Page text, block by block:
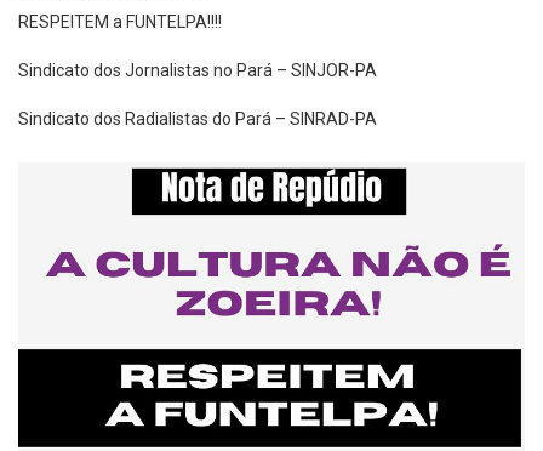
RESPEITEM a FUNTELPA!!!!
Sindicato dos Jornalistas no Pará – SINJOR-PA
Sindicato dos Radialistas do Pará – SINRAD-PA